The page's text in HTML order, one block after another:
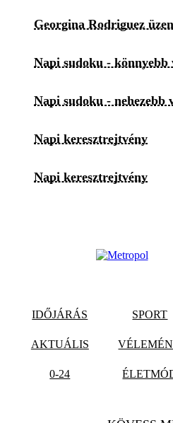
Georgina Rodriguez
Napi sudoku - könnyebb
Napi sudoku - nehezebb
Napi keresztrejtvény
Napi keresztrejtvény
IDŐJÁRÁS SPORT
AKTUÁLIS
0-24